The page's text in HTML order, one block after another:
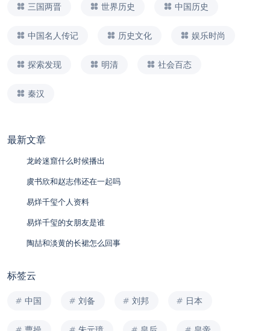
三国两晋 世界历史 中国历史
中国名人传记 历史文化 娱乐时尚
探索发现 明清 社会百态
秦汉
最新文章
龙岭迷窟什么时候播出
虞书欣和赵志伟还在一起吗
易烊千玺个人资料
易烊千玺的女朋友是谁
陶喆和淡黄的长裙怎么回事
标签云
中国 刘备 刘邦 日本